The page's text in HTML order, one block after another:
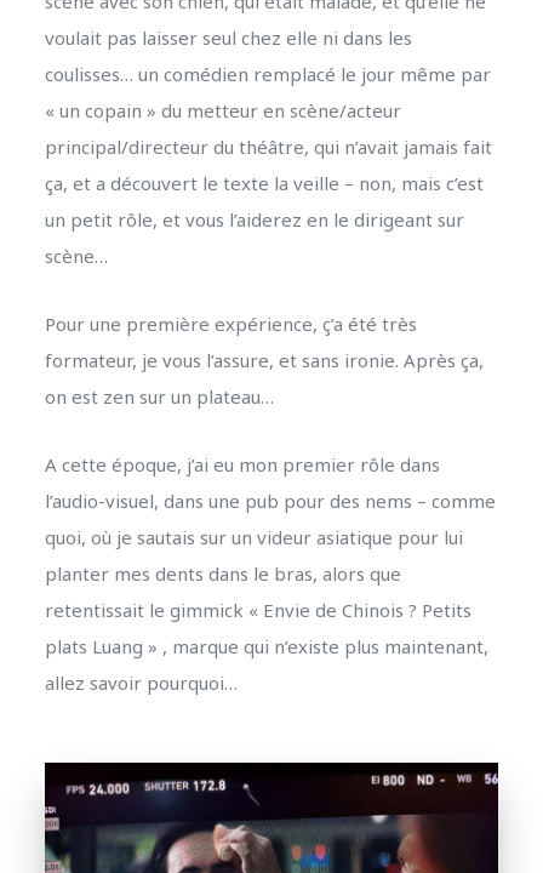
voulait pas laisser seul chez elle ni dans les
coulisses… un comédien remplacé le jour même par
« un copain » du metteur en scène/acteur
principal/directeur du théâtre, qui n’avait jamais fait
ça, et a découvert le texte la veille – non, mais c’est
un petit rôle, et vous l’aiderez en le dirigeant sur
scène…
Pour une première expérience, ç’a été très
formateur, je vous l’assure, et sans ironie. Après ça,
on est zen sur un plateau…
A cette époque, j’ai eu mon premier rôle dans
l’audio-visuel, dans une pub pour des nems – comme
quoi, où je sautais sur un videur asiatique pour lui
planter mes dents dans le bras, alors que
retentissait le gimmick « Envie de Chinois ? Petits
plats Luang » , marque qui n’existe plus maintenant,
allez savoir pourquoi…